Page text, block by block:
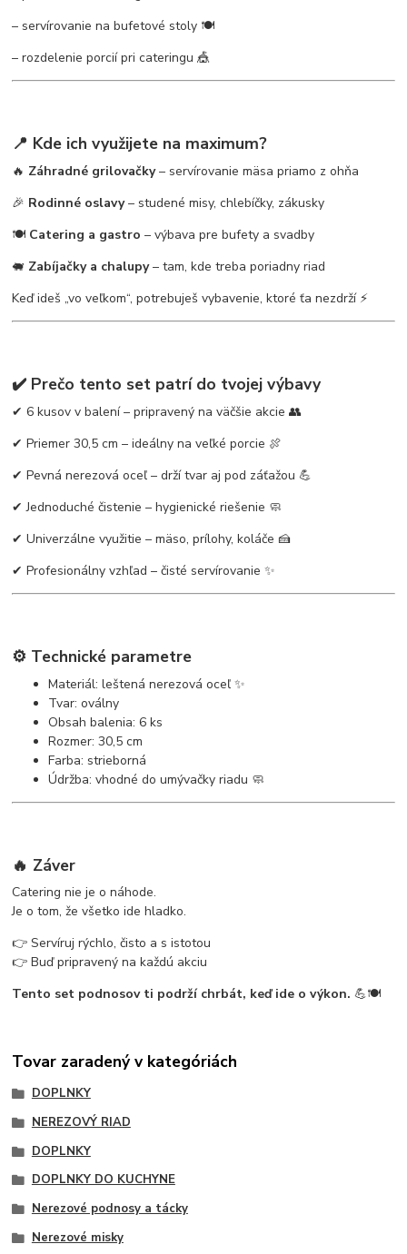
– servírovanie na bufetové stoly 🍽️
– rozdelenie porcií pri cateringu 🎪
📍 Kde ich využijete na maximum?
🔥 Záhradné grilovačky– servírovanie mäsa priamo z ohňa
🎉 Rodinné oslavy– studené misy, chlebíčky, zákusky
🍽️ Catering a gastro – výbava pre bufety a svadby
🐖 Zabíjačky a chalupy– tam, kde treba poriadny riad
Keď ideš „vo veľkom“, potrebuješ vybavenie, ktoré ťa nezdrží ⚡
✔️ Prečo tento set patrí do tvojej výbavy
✔ 6 kusov v balení – pripravený na väčšie akcie 👥
✔ Priemer 30,5 cm – ideálny na veľké porcie 🍖
✔ Pevná nerezová oceľ – drží tvar aj pod záťažou 💪
✔ Jednoduché čistenie – hygienické riešenie 🧼
✔ Univerzálne využitie – mäso, prílohy, koláče 🍰
✔ Profesionálny vzhľad – čisté servírovanie ✨
⚙️ Technické parametre
Materiál: leštená nerezová oceľ ✨
Tvar: oválny
Obsah balenia: 6 ks
Rozmer: 30,5 cm
Farba: strieborná
Údržba: vhodné do umývačky riadu 🧼
🔥 Záver
Catering nie je o náhode.
Je o tom, že všetko ide hladko.
👉 Servíruj rýchlo, čisto a s istotou
👉 Buď pripravený na každú akciu
Tento set podnosov ti podrží chrbát, keď ide o výkon. 💪🍽️
Tovar zaradený v kategóriách
DOPLNKY
NEREZOVÝ RIAD
DOPLNKY
DOPLNKY DO KUCHYNE
Nerezové podnosy a tácky
Nerezové misky